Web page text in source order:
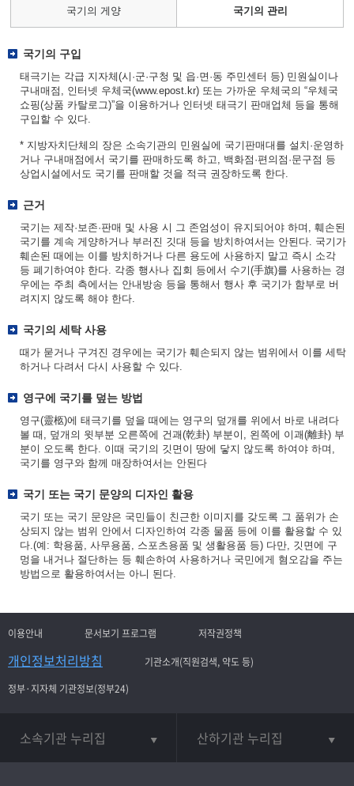
국기의 게양 국기의 관리
국기의 구입
태극기는 각급 지자체(시·군·구청 및 읍·면·동 주민센터 등) 민원실이나
구내매점, 인터넷 우체국(www.epost.kr) 또는 가까운 우체국의 “우체국
쇼핑(상품 카탈로그)”을 이용하거나 인터넷 태극기 판매업체 등을 통해
구입할 수 있다.
* 지방자치단체의 장은 소속기관의 민원실에 국기판매대를 설치·운영하
거나 구내매점에서 국기를 판매하도록 하고, 백화점·편의점·문구점 등
상업시설에서도 국기를 판매할 것을 적극 권장하도록 한다.
근거
국기는 제작·보존·판매 및 사용 시 그 존엄성이 유지되어야 하며, 훼손된
국기를 계속 게양하거나 부러진 깃대 등을 방치하여서는 안된다. 국기가
훼손된 때에는 이를 방치하거나 다른 용도에 사용하지 말고 즉시 소각
등 폐기하여야 한다. 각종 행사나 집회 등에서 수기(手旗)를 사용하는 경
우에는 주최 측에서는 안내방송 등을 통해서 행사 후 국기가 함부로 버
려지지 않도록 해야 한다.
국기의 세탁 사용
때가 묻거나 구겨진 경우에는 국기가 훼손되지 않는 범위에서 이를 세탁
하거나 다려서 다시 사용할 수 있다.
영구에 국기를 덮는 방법
영구(靈柩)에 태극기를 덮을 때에는 영구의 덮개를 위에서 바로 내려다
볼 때, 덮개의 윗부분 오른쪽에 건괘(乾卦) 부분이, 왼쪽에 이괘(離卦) 부
분이 오도록 한다. 이때 국기의 깃면이 땅에 닿지 않도록 하여야 하며,
국기를 영구와 함께 매장하여서는 안된다
국기 또는 국기 문양의 디자인 활용
국기 또는 국기 문양은 국민들이 친근한 이미지를 갖도록 그 품위가 손
상되지 않는 범위 안에서 디자인하여 각종 물품 등에 이를 활용할 수 있
다.(예: 학용품, 사무용품, 스포츠용품 및 생활용품 등) 다만, 깃면에 구
멍을 내거나 절단하는 등 훼손하여 사용하거나 국민에게 혐오감을 주는
방법으로 활용하여서는 아니 된다.
이용안내 문서보기 프로그램 저작권정책
개인정보처리방침
기관소개(직원검색, 약도 등)
정부·지자체 기관정보(정부24)
소속기관 누리집 산하기관 누리집